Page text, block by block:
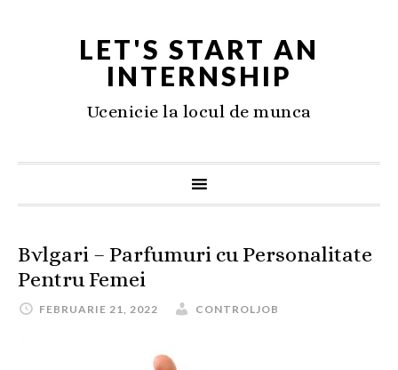
LET'S START AN
INTERNSHIP
Ucenicie la locul de munca
Bvlgari – Parfumuri cu Personalitate
Pentru Femei
FEBRUARIE 21, 2022 CONTROLJOB